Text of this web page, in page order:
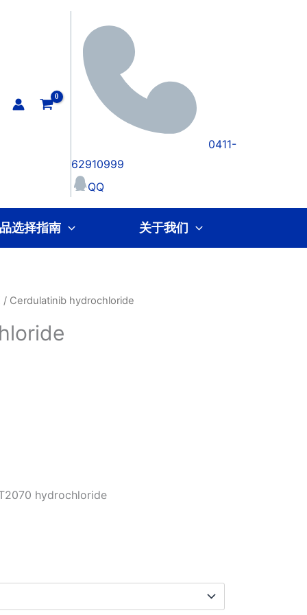
0411-
62910999
QQ
选择指南 关于我们
/ Cerdulatinib hydrochloride
hydrochloride